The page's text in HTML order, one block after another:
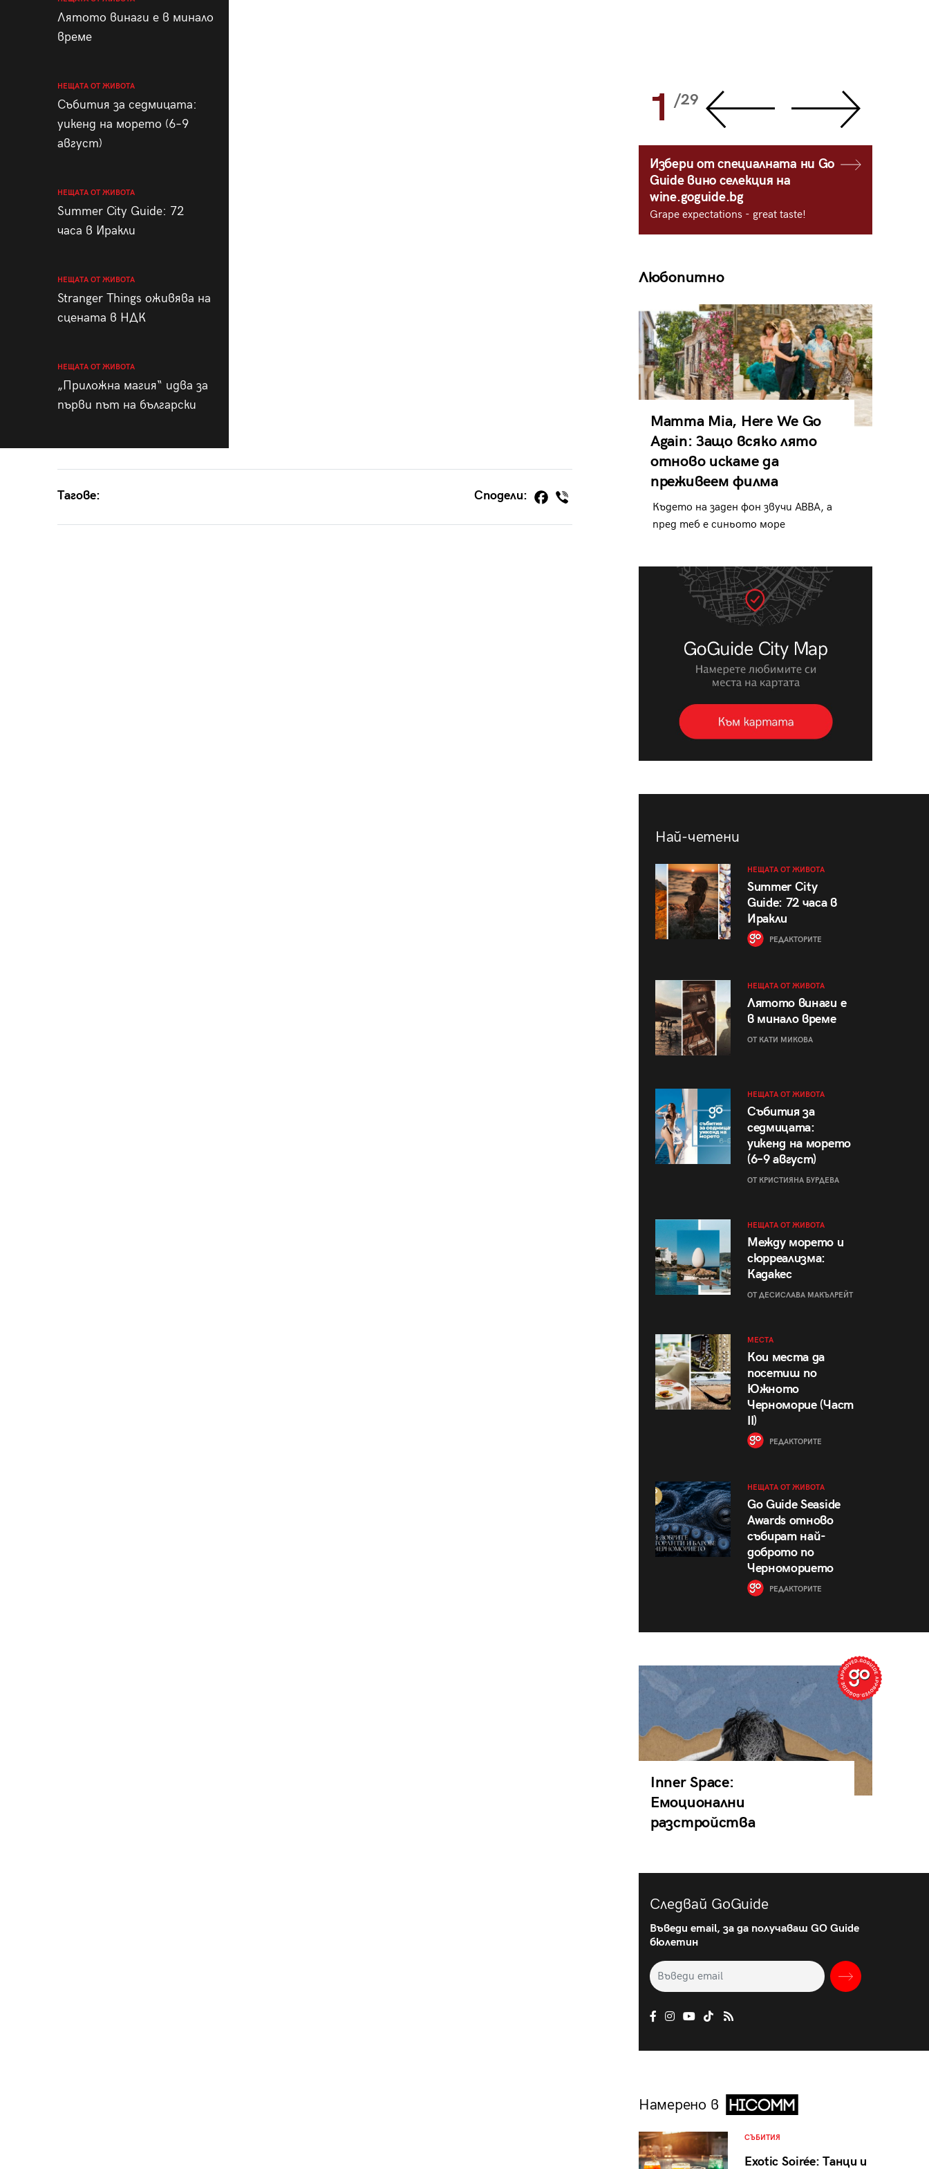
Лятото винаги е в минало
време
НЕЩАТА ОТ ЖИВОТА
Събития за седмицата:
уикенд на морето (6–9
август)
НЕЩАТА ОТ ЖИВОТА
Summer City Guide: 72
часа в Иракли
НЕЩАТА ОТ ЖИВОТА
Stranger Things оживява на
сцената в НДК
НЕЩАТА ОТ ЖИВОТА
„Приложна магия“ идва за
първи път на български
Тагове: Сподели:
28 1 /29
Избери от специалната ни Go
Guide вино селекция на
wine.goguide.bg
Grape expectations - great taste!
Любопитно
Mamma Mia, Here We Go
Again: Защо всяко лято
отново искаме да
преживеем филма
Където на заден фон звучи ABBA, а
пред теб е синьото море
Най-четени
НЕЩАТА ОТ ЖИВОТА
Summer City
Guide: 72 часа в
Иракли
РЕДАКТОРИТЕ
НЕЩАТА ОТ ЖИВОТА
Лятото винаги е
в минало време
ОТ КАТИ МИКОВА
НЕЩАТА ОТ ЖИВОТА
Събития за
седмицата:
уикенд на морето
(6–9 август)
ОТ КРИСТИЯНА БУРДЕВА
НЕЩАТА ОТ ЖИВОТА
Между морето и
сюрреализма:
Кадакес
ОТ ДЕСИСЛАВА МАКЪЛРЕЙТ
МЕСТА
Кои места да
посетиш по
Южното
Черноморие (Част
II)
РЕДАКТОРИТЕ
НЕЩАТА ОТ ЖИВОТА
Go Guide Seaside
Awards отново
събират най-
доброто по
Черноморието
РЕДАКТОРИТЕ
Inner Space:
Емоционални
разстройства
Следвай GoGuide
Въведи email, за да получаваш GO Guide
бюлетин
Намерено в
СЪБИТИЯ
Exotic Soirée: Танци и